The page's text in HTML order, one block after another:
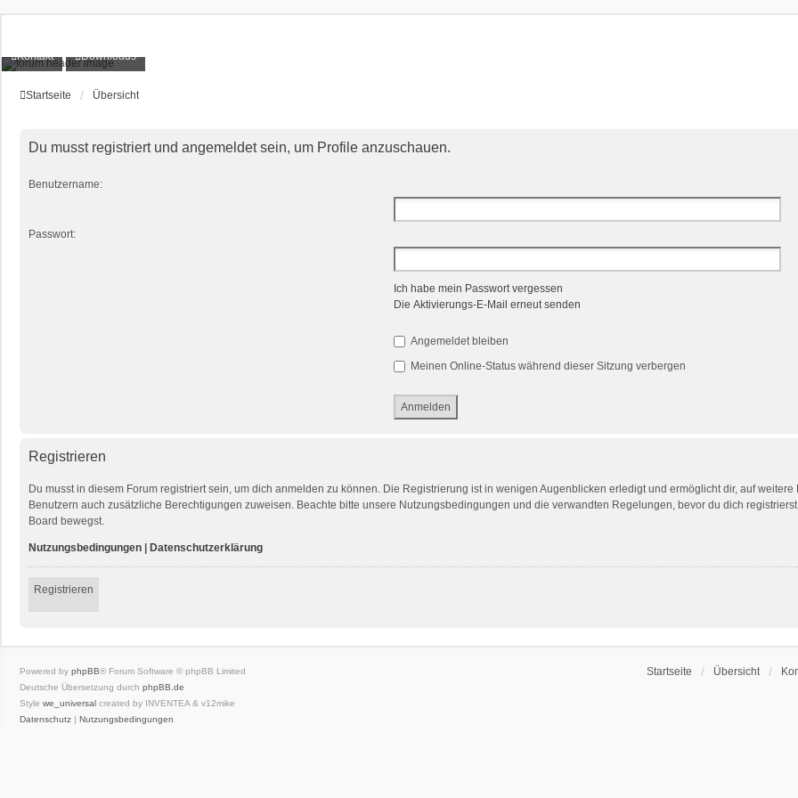
Kontakt Downloads
Startseite Übersicht
Du musst registriert und angemeldet sein, um Profile anzuschauen.
Benutzername:
Passwort:
Ich habe mein Passwort vergessen
Die Aktivierungs-E-Mail erneut senden
Angemeldet bleiben
Meinen Online-Status während dieser Sitzung verbergen
Registrieren
Du musst in diesem Forum registriert sein, um dich anmelden zu können. Die Registrierung ist in wenigen Augenblicken erledigt und ermöglicht dir, auf
Benutzern auch zusätzliche Berechtigungen zuweisen. Beachte bitte unsere Nutzungsbedingungen und die verwandten Regelungen, bevor du dich
Board bewegst.
Nutzungsbedingungen Datenschutzerklärung
Registrieren
Startseite Übersicht
Powered by phpBB® Forum Software © phpBB Limited
Deutsche Übersetzung durch phpBB.de
Style we_universal created by INVENTEA & v12mike
Datenschutz | Nutzungsbedingungen